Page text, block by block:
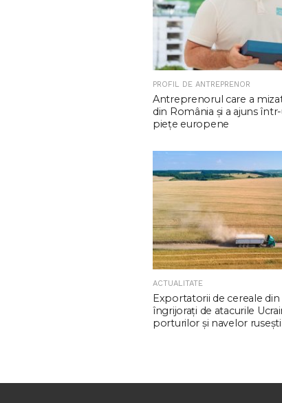
PROFIL DE ANTREPRENOR
Antreprenorul care a
din România și a ajuns
piețe europene
ACTUALITATE
Exportatorii de cereale din
îngrijorați de atacurile
porturilor și navelor rusești